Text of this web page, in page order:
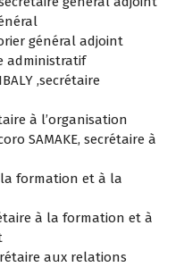
général adjoint
administratif
,secrétaire
à l’organisation
SAMAKE, secrétaire à
la formation et à la
à la formation et à
aux relations